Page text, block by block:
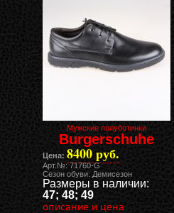
Мужские полуботинки
Burgerschuhe
Цена: 8400 руб.
Арт.№: 71760-G
Сезон обуви: Демисезон
Размеры в наличии:
47; 48; 49
описание и цена